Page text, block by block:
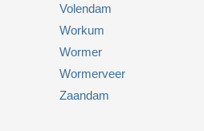
Volendam
Workum
Wormer
Wormerveer
Zaandam